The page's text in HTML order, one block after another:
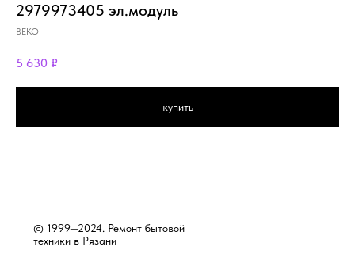
2979973405 эл.модуль
BEKO
5 630 ₽
купить
© 1999—2024. Ремонт бытовой
техники в Рязани